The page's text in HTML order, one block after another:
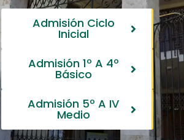
Admisión Ciclo
Inicial
Admisión 1º A 4º
Básico
Admisión 5º A IV
Medio